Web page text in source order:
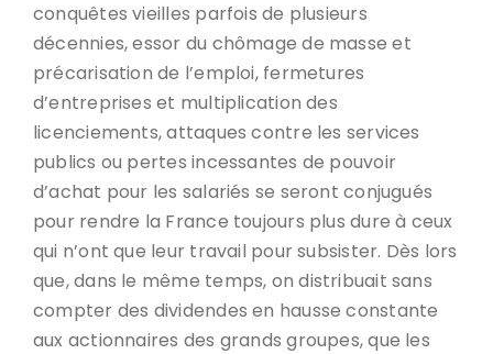
conquêtes vieilles parfois de plusieurs
décennies, essor du chômage de masse et
précarisation de l’emploi, fermetures
d’entreprises et multiplication des
licenciements, attaques contre les services
publics ou pertes incessantes de pouvoir
d’achat pour les salariés se seront conjugués
pour rendre la France toujours plus dure à ceux
qui n’ont que leur travail pour subsister. Dès lors
que, dans le même temps, on distribuait sans
compter des dividendes en hausse constante
aux actionnaires des grands groupes, que les